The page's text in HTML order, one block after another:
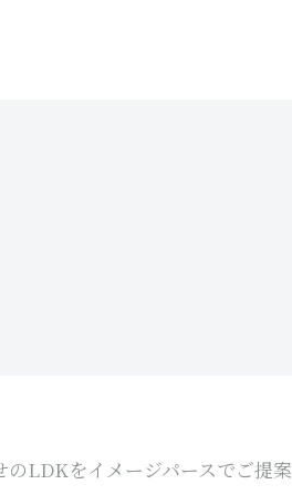
のLDKをイメージパースでご提案